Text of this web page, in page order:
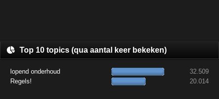
Top 10 topics (qua aantal keer bekeken)
lopend onderhoud
32.509
Regels!
20.014